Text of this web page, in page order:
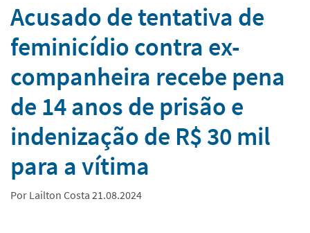
Notícias
Acusado de tentativa de
feminicídio contra ex-
companheira recebe pena
de 14 anos de prisão e
indenização de R$ 30 mil
para a vítima
Por Lailton Costa 21.08.2024